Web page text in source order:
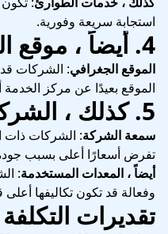
استجابة سريعة وفورية.
4. أيضاً ، موقع
الموقع الجغرافي: الشركات
الموقع بعيدًا عن مركز
5. كذلك ،
سمعة الشركة: الشركات ذات
تفرض أسعارًا أعلى بسبب
أيضاً ، المعدات المستخدمة:
وفعالة قد تكون تكاليفها أعلى
تقديرات